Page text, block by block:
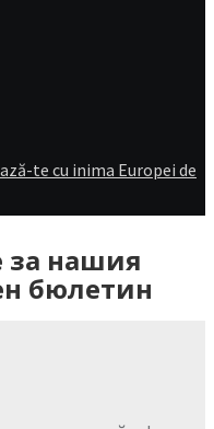
te cu inima Europei de
за нашия
бюлетин